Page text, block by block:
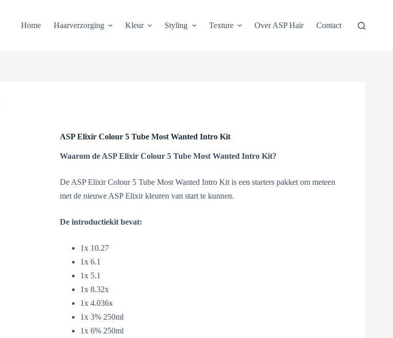
Home Haarverzorging Kleur Styling Texture Over ASP Hair Contact
ASP Elixir Colour 5 Tube Most Wanted Intro Kit
Waarom de ASP Elixir Colour 5 Tube Most Wanted Intro Kit?
De ASP Elixir Colour 5 Tube Most Wanted Intro Kit is een starters pakket om meteen
met de nieuwe ASP Elixir kleuren van start te kunnen.
De introductiekit bevat:
1x 10.27
1x 6.1
1x 5.1
1x 8.32x
1x 4.036x
1x 3% 250ml
1x 6% 250ml